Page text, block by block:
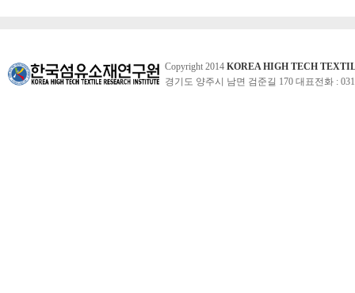
Copyright 2014 KOREA HIGH TECH
경기도 양주시 남면 검준길 170 대표전화 :